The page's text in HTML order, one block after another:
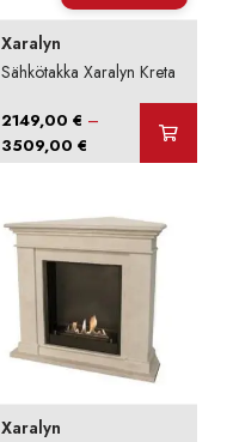
Xaralyn
Sähkötakka Xaralyn Kreta
2149,00€ –
3509,00€ Hintaluokka:
2149,00 €
3509,00 €
Xaralyn